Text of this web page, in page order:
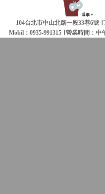
104台北市中山北路一段33巷6號 ∣
Mobil：0935-991315 ∣
營業時間：中